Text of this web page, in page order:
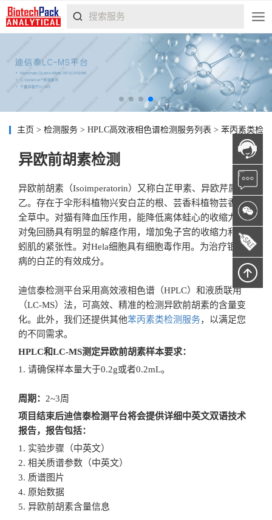
主页 > 检测服务 > HPLC高效液相色谱检测服务列表 > 苯丙素类检
异欧前胡素检测
异欧前胡素（Isoimperatorin）又称白芷甲素、异欧芹属素
乙。存在于伞形科植物兴安白芷的根、芸香科植物芸香的
全草中。对猫有降血压作用，能降低离体蛙心的收缩力，
对兔回肠具有明显的解痉作用，增加兔子宫的收缩力和蚯
蚓肌的紧张性。对Hela细胞具有细胞毒作用。为治疗银屑
病的白芷的有效成分。
迪信泰检测平台采用高效液相色谱（HPLC）和液质联用
（LC-MS）法，可高效、精准的检测异欧前胡素的含量变
化。此外，我们还提供其他苯丙素类检测服务，以满足您
的不同需求。
HPLC和LC-MS测定异欧前胡素样本要求：
1. 请确保样本量大于0.2g或者0.2mL。
周期： 2~3周
项目结束后迪信泰检测平台将会提供详细中英文双语技术
报告，报告包括：
1. 实验步骤（中英文）
2. 相关质谱参数（中英文）
3. 质谱图片
4. 原始数据
5. 异欧前胡素含量信息